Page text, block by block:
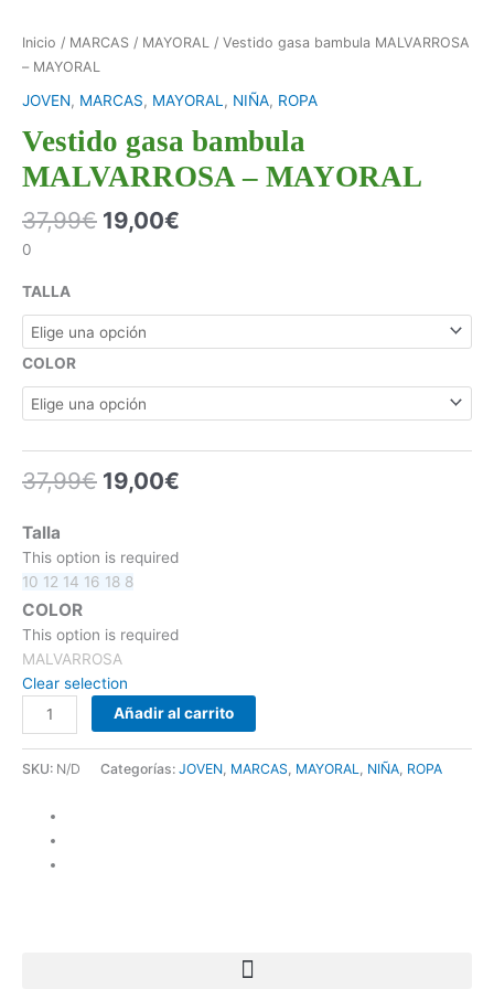
Inicio / MARCAS / MAYORAL / Vestido gasa bambula MALVARROSA
– MAYORAL
JOVEN, MARCAS, MAYORAL , NIÑA, ROPA
Vestido gasa bambula
MALVARROSA – MAYORAL
37,99€ 19,00€
0
TALLA
COLOR
37,99€ 19,00€
Talla
This option is required
10 12 14 16 18 8
COLOR
This option is required
MALVARROSA
Clear selection
Añadir al carrito
SKU: N/D Categorías: JOVEN MARCAS MAYORAL NIÑA ROPA